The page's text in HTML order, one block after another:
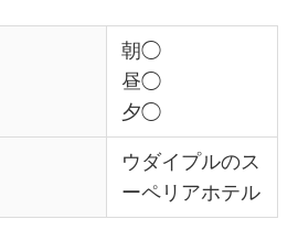
朝◯
昼◯
夕◯
ウダイプルのス
ーペリアホテル